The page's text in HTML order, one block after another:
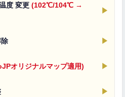
度 変更 (102℃/104℃ →
▶
▶
オリジナルマップ適用) ▶
▶